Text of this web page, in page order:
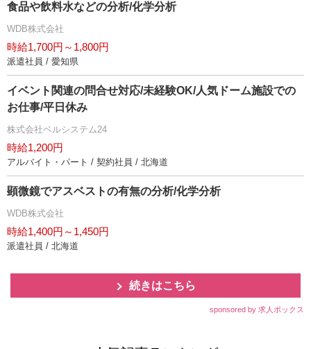
食品や飲料水などの分析/化学分析
WDB株式会社
時給1,700円～1,800円
派遣社員 / 愛知県
イベント関連の問合せ対応/未経験OK/人気ドーム施設での
お仕事/平日休み
株式会社ベルシステム24
時給1,200円
アルバイト・パート / 契約社員 / 北海道
顕微鏡でアスベストの有無の分析/化学分析
WDB株式会社
時給1,400円～1,450円
派遣社員 / 北海道
続きはこちら
sponsored by 求人ボックス